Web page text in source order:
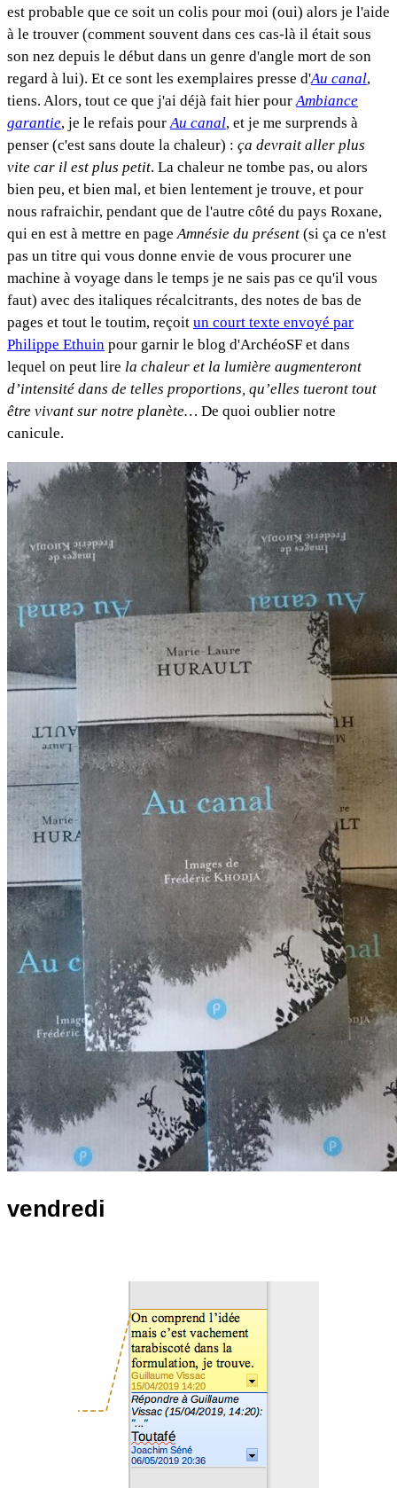
est probable que ce soit un colis pour moi (oui) alors je l'aide
à le trouver (comment souvent dans ces cas-là il était sous
son nez depuis le début dans un genre d'angle mort de son
regard à lui). Et ce sont les exemplaires presse d'Au canal,
tiens. Alors, tout ce que j'ai déjà fait hier pourAmbiance
garantie, je le refais pourAu canal, et je me surprends à
penser (c'est sans doute la chaleur) : ça devrait aller plus
vite car il est plus petit. La chaleur ne tombe pas, ou alors
bien peu, et bien mal, et bien lentement je trouve, et pour
nous rafraichir, pendant que de l'autre côté du pays Roxane,
qui en est à mettre en pageAmnésie du présent (si ça ce n'est
pas un titre qui vous donne envie de vous procurer une
machine à voyage dans le temps je ne sais pas ce qu'il vous
faut) avec des italiques récalcitrants, des notes de bas de
pages et tout le toutim, reçoit un court texte envoyé par
Philippe Ethuin pour garnir le blog d'ArchéoSF et dans
lequel on peut lire la chaleur et la lumière augmenteront
d’intensité dans de telles proportions, qu’elles tueront tout
être vivant sur notre planète… De quoi oublier notre
canicule.
vendredi